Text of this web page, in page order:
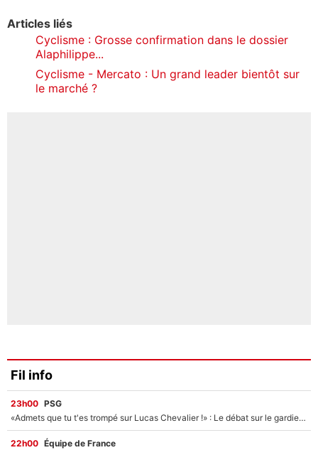
Articles liés
Cyclisme : Grosse confirmation dans le dossier
Alaphilippe...
Cyclisme - Mercato : Un grand leader bientôt sur
le marché ?
Fil info
23h00 PSG
«Admets que tu t'es trompé sur Lucas Chevalier !» : Le débat sur le gardien du PSG vire au clash à l'After Foot
22h00 Équipe de France